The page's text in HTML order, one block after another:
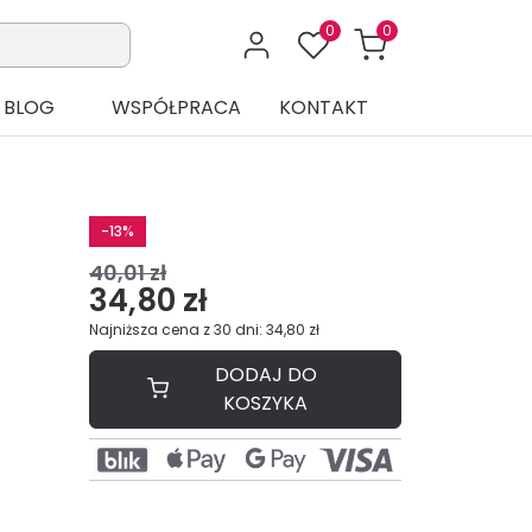
0 0
BLOG WSPÓŁPRACA KONTAKT
-13%
40,01 zł
34,80 zł
Najniższa cena z 30 dni: 34,80 zł
DODAJ DO
KOSZYKA